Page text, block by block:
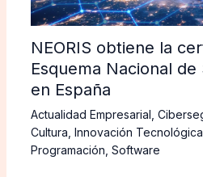
NEORIS obtiene la
Esquema Nacional de
en España
Actualidad Empresarial
Cultura Innovación Tecnológica
Programación Software